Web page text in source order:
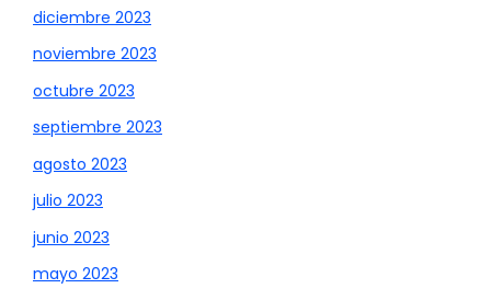
diciembre 2023
noviembre 2023
octubre 2023
septiembre 2023
agosto 2023
julio 2023
junio 2023
mayo 2023